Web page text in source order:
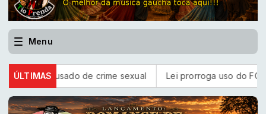
Menu
ÚLTIMAS
acusado de crime sexual Lei prorroga uso do FGTS em